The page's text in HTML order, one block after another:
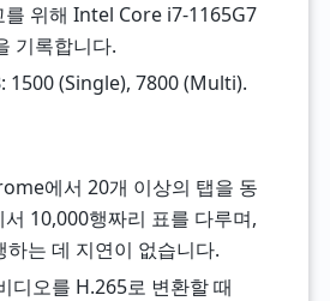
위해 Intel Core i7-1165G7
기록합니다.
: 1500 (Single), 7800 (Multi).
에서 20개 이상의 탭을 동
10,000행짜리 표를 다루며,
는 데 지연이 없습니다.
디오를 H.265로 변환할 때